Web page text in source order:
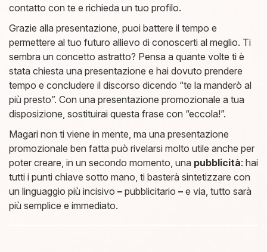
contatto con te e richieda un tuo profilo.
Grazie alla presentazione, puoi battere il tempo e
permettere al tuo futuro allievo di conoscerti al meglio. Ti
sembra un concetto astratto? Pensa a quante volte ti è
stata chiesta una presentazione e hai dovuto prendere
tempo e concludere il discorso dicendo “te la manderò al
più presto”. Con una presentazione promozionale a tua
disposizione, sostituirai questa frase con “eccola!”.
Magari non ti viene in mente, ma una presentazione
promozionale ben fatta può rivelarsi molto utile anche per
poter creare, in un secondo momento, una pubblicità: hai
tutti i punti chiave sotto mano, ti basterà sintetizzare con
un linguaggio più incisivo – pubblicitario – e via, tutto sarà
più semplice e immediato.